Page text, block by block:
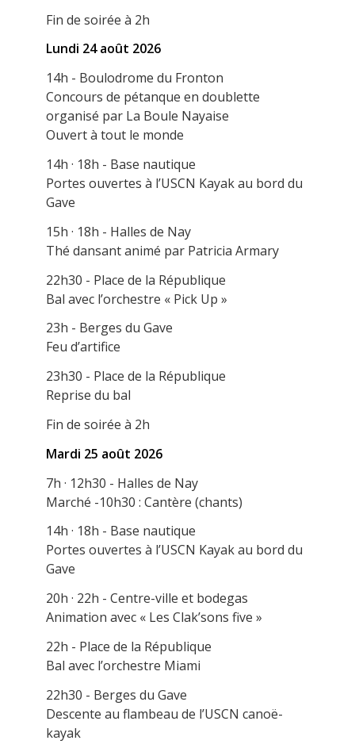
Fin de soirée à 2h
Lundi 24 août 2026
14h - Boulodrome du Fronton
Concours de pétanque en doublette
organisé par La Boule Nayaise
Ouvert à tout le monde
14h · 18h - Base nautique
Portes ouvertes à l’USCN Kayak au bord du
Gave
15h · 18h - Halles de Nay
Thé dansant animé par Patricia Armary
22h30 - Place de la République
Bal avec l’orchestre « Pick Up »
23h - Berges du Gave
Feu d’artifice
23h30 - Place de la République
Reprise du bal
Fin de soirée à 2h
Mardi 25 août 2026
7h · 12h30 - Halles de Nay
Marché -10h30 : Cantère (chants)
14h · 18h - Base nautique
Portes ouvertes à l’USCN Kayak au bord du
Gave
20h · 22h - Centre-ville et bodegas
Animation avec « Les Clak’sons five »
22h - Place de la République
Bal avec l’orchestre Miami
22h30 - Berges du Gave
Descente au flambeau de l’USCN canoë-
kayak